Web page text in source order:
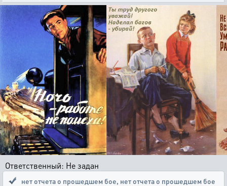
Ответственный: Не задан
нет отчета о прошедшем бое, нет отчета о прошедшем бое